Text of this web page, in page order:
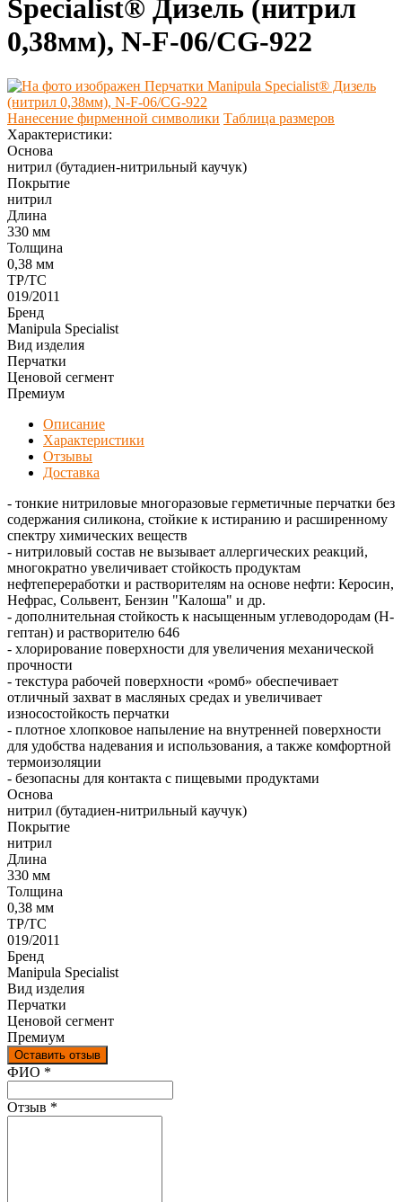
Specialist® Дизель (нитрил
0,38мм), N-F-06/CG-922
Нанесение фирменной символики Таблица размеров
Характеристики:
Основа
нитрил (бутадиен-нитрильный каучук)
Покрытие
нитрил
Длина
330 мм
Толщина
0,38 мм
ТР/ТС
019/2011
Бренд
Manipula Specialist
Вид изделия
Перчатки
Ценовой сегмент
Премиум
Описание
Характеристики
Отзывы
Доставка
- тонкие нитриловые многоразовые герметичные перчатки без
содержания силикона, стойкие к истиранию и расширенному
спектру химических веществ
- нитриловый состав не вызывает аллергических реакций,
многократно увеличивает стойкость продуктам
нефтепереработки и растворителям на основе нефти: Керосин,
Нефрас, Сольвент, Бензин "Калоша" и др.
- дополнительная стойкость к насыщенным углеводородам (Н-
гептан) и растворителю 646
- хлорирование поверхности для увеличения механической
прочности
- текстура рабочей поверхности «ромб» обеспечивает
отличный захват в масляных средах и увеличивает
износостойкость перчатки
- плотное хлопковое напыление на внутренней поверхности
для удобства надевания и использования, а также комфортной
термоизоляции
- безопасны для контакта с пищевыми продуктами
Основа
нитрил (бутадиен-нитрильный каучук)
Покрытие
нитрил
Длина
330 мм
Толщина
0,38 мм
ТР/ТС
019/2011
Бренд
Manipula Specialist
Вид изделия
Перчатки
Ценовой сегмент
Премиум
Оставить отзыв
Ваш отзыв был отправлен!
ФИО *
Отзыв *